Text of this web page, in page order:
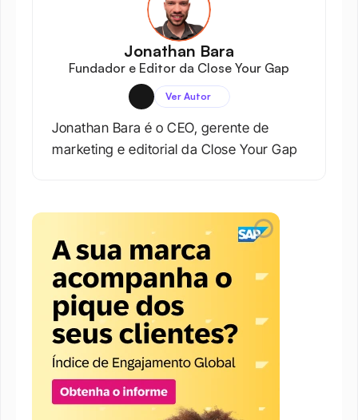
Jonathan Bara
Fundador e Editor da Close Your Gap
Ver Autor
Jonathan Bara é o CEO, gerente de
marketing e editorial da Close Your Gap